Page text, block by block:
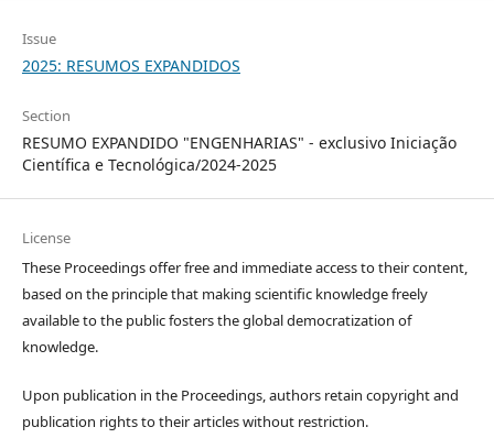
Issue
2025: RESUMOS EXPANDIDOS
Section
RESUMO EXPANDIDO "ENGENHARIAS" - exclusivo Iniciação
Científica e Tecnológica/2024-2025
License
These Proceedings offer free and immediate access to their content,
based on the principle that making scientific knowledge freely
available to the public fosters the global democratization of
knowledge.
Upon publication in the Proceedings, authors retain copyright and
publication rights to their articles without restriction.